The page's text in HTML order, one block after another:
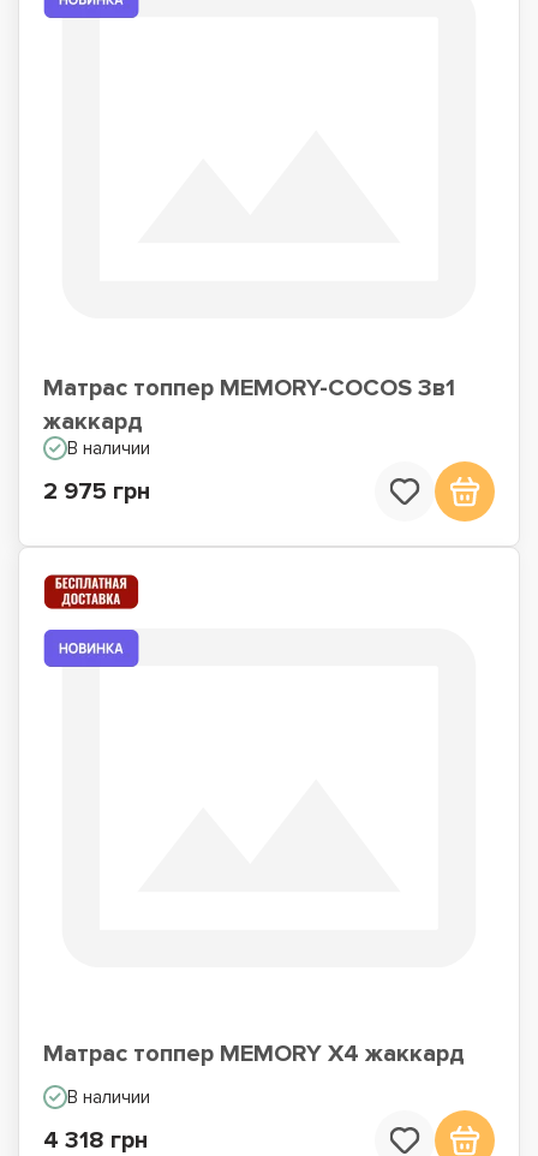
Матрас топпер MEMORY-COCOS 3в1
жаккард
В наличии
2 975 грн
Матрас топпер MEMORY X4 жаккард
В наличии
4 318 грн